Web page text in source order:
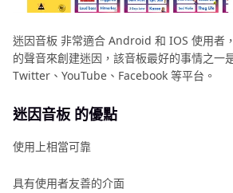
迷因音板 非常適合 Android 和 IOS 使用者
的聲音來創建迷因，該音板最好的事情之一
Twitter、YouTube、Facebook 等平台。
迷因音板 的優點
使用上相當可靠
具有使用者友善的介面